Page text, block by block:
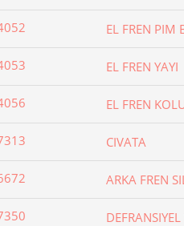
EL FREN PIM
EL FREN YAYI
EL FREN
CIVATA
ARKA FREN